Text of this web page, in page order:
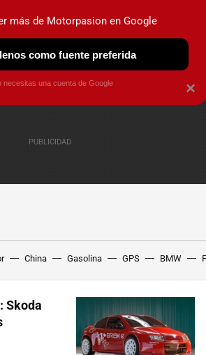
ELÉCTRICOS OBSERVATORIO
China Gasolina GPS BMW
Skoda
×
más de Motorpasion en Google
como fuente preferida
necesitas una cuenta de Google